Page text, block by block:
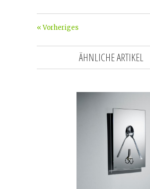
« Vorheriges
ÄHNLICHE ARTIKEL